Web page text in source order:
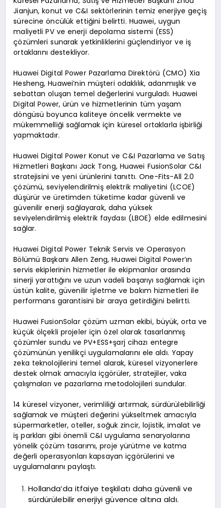
Jianjun, konut ve C&I sektörlerinin temiz enerjiye geçiş
sürecine öncülük ettiğini belirtti. Huawei, uygun
maliyetli PV ve enerji depolama sistemi (ESS)
çözümleri sunarak yetkinliklerini güçlendiriyor ve iş
ortaklarını destekliyor.
Huawei Digital Power Pazarlama Direktörü (CMO) Xia
Hesheng, Huawei’nin müşteri odaklılık, adanmışlık ve
sebattan oluşan temel değerlerini vurguladı. Huawei
Digital Power, ürün ve hizmetlerinin tüm yaşam
döngüsü boyunca kaliteye öncelik vermekte ve
mükemmelliği sağlamak için küresel ortaklarla işbirliği
yapmaktadır.
Huawei Digital Power Konut ve C&I Pazarlama ve Satış
Hizmetleri Başkanı Jack Tong, Huawei FusionSolar C&I
stratejisini ve yeni ürünlerini tanıttı. One-Fits-All 2.0
çözümü, seviyelendirilmiş elektrik maliyetini (LCOE)
düşürür ve üretimden tüketime kadar güvenli ve
güvenilir enerji sağlayarak, daha yüksek
seviyelendirilmiş elektrik faydası (LBOE) elde edilmesini
sağlar.
Huawei Digital Power Teknik Servis ve Operasyon
Bölümü Başkanı Allen Zeng, Huawei Digital Power’ın
servis ekiplerinin hizmetler ile ekipmanlar arasında
sinerji yarattığını ve uzun vadeli başarıyı sağlamak için
üstün kalite, güvenilir işletme ve bakım hizmetleri ile
performans garantisini bir araya getirdiğini belirtti.
Huawei FusionSolar çözüm uzman ekibi, büyük, orta ve
küçük ölçekli projeler için özel olarak tasarlanmış
çözümler sundu ve PV+ESS+şarj cihazı entegre
çözümünün yenilikçi uygulamalarını ele aldı. Yapay
zeka teknolojilerini temel alarak, küresel vizyonerlere
destek olmak amacıyla içgörüler, stratejiler, vaka
çalışmaları ve pazarlama metodolojileri sundular.
14 küresel vizyoner, verimliliği artırmak, sürdürülebilirliği
sağlamak ve müşteri değerini yükseltmek amacıyla
süpermarketler, oteller, soğuk zincir, lojistik, imalat ve
iş parkları gibi önemli C&I uygulama senaryolarına
yönelik çözüm tasarımı, proje yürütme ve katma
değerli operasyonları kapsayan içgörülerini ve
uygulamalarını paylaştı.
Hollanda’da itfaiye teşkilatı daha güvenli ve
sürdürülebilir enerjiyi güvence altına aldı.